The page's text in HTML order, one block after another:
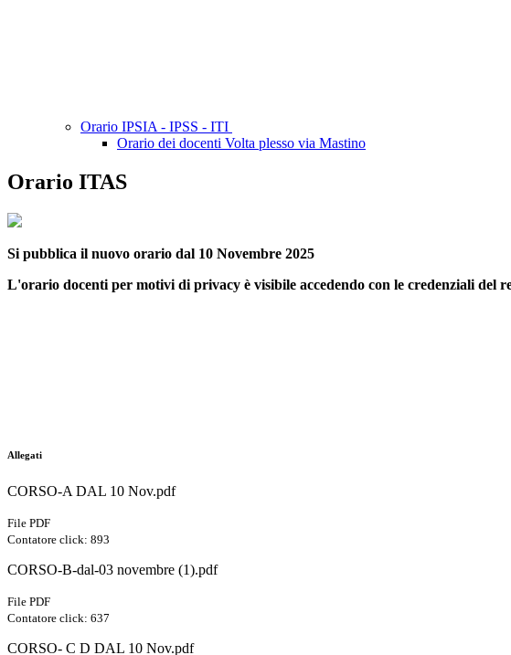
Orario IPSIA - IPSS - ITI
Orario dei docenti Volta plesso via Mastino
Orario ITAS
Si pubblica il nuovo orario dal 10 Novembre 2025
L'orario docenti per motivi di privacy è visibile accedendo con le credenziali del
Allegati
CORSO-A DAL 10 Nov.pdf
File PDF
Contatore click: 893
CORSO-B-dal-03 novembre (1).pdf
File PDF
Contatore click: 637
CORSO- C D DAL 10 Nov.pdf